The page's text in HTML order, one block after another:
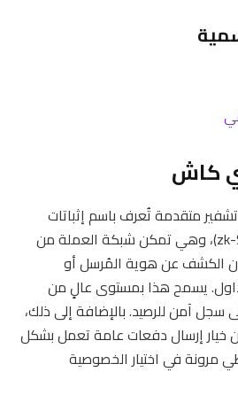
كاش
متقدمة تُعرف باسم إثباتات
الصفر المعرفة (zk-SNARKs)، وهي تمكن شبكة العملة من
الكشف عن هوية المُرسل أو
يسمح هذا بمستوى عالٍ من
آمن للرصيد. بالإضافة إلى ذلك،
خيار إرسال دفعات عامة تعمل بشكل
مرونة في اختيار الخصوصية